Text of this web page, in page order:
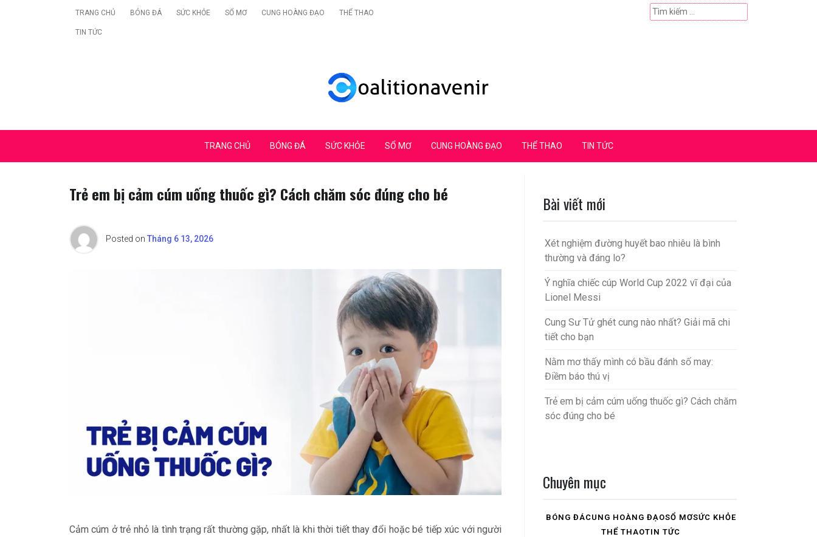
TRANG CHỦ BÓNG ĐÁ SỨC KHỎE SỔ MƠ CUNG HOÀNG ĐẠO THỂ THAO
TIN TỨC
Tìm
kiếm
coalitionavenir.org
TRANG CHỦ BÓNG ĐÁ SỨC KHỎE SỔ MƠ CUNG HOÀNG ĐẠO THỂ THAO TIN TỨC
Trẻ em bị cảm cúm uống thuốc gì? Cách chăm sóc đúng cho bé
Posted on Tháng 6 13, 2026
Cảm cúm ở trẻ nhỏ là tình trạng rất thường gặp, nhất là khi thời tiết thay đổi hoặc bé tiếp xúc với người
Bài viết mới
Xét nghiệm đường huyết bao nhiêu là bình
thường và đáng lo?
Ý nghĩa chiếc cúp World Cup 2022 vĩ đại của
Lionel Messi
Cung Sư Tử ghét cung nào nhất? Giải mã chi
tiết cho bạn
Nằm mơ thấy mình có bầu đánh số may:
Điềm báo thú vị
Trẻ em bị cảm cúm uống thuốc gì? Cách chăm
sóc đúng cho bé
Chuyên mục
BÓNG ĐÁCUNG HOÀNG ĐẠOSỔ MƠSỨC KHỎE
THỂ THAOTIN TỨC